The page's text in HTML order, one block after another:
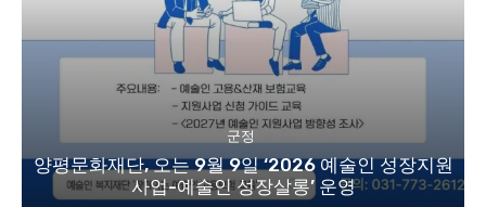
군정
양평문화재단, 오는 9월 9일 ‘2026 예술인 성장지원
사업-예술인 성장살롱’ 운영